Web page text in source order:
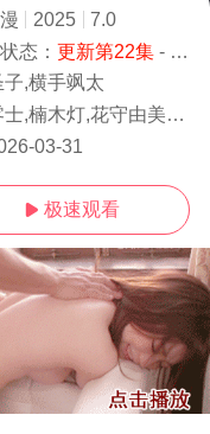
2025
7.0
状态： 更新第22集- 免费在线观看
,横手飒太
,花守由美里,潘惠美,内田彩,落合福嗣,泽城千春
03-31
 极速观看